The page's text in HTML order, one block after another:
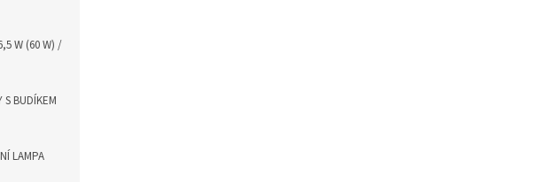
W (60 W) /
S BUDÍKEM
LAMPA